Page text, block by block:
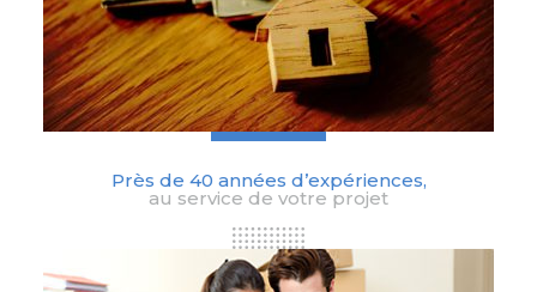
Près de 40 années d’expériences,
au service de votre projet